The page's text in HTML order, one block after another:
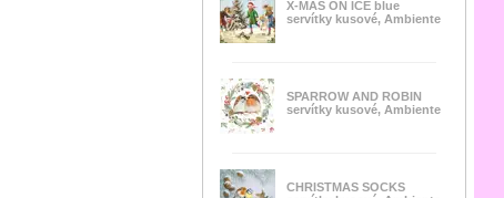
X-MAS ON ICE blue
servítky kusové, Ambiente
SPARROW AND ROBIN
servítky kusové, Ambiente
CHRISTMAS SOCKS